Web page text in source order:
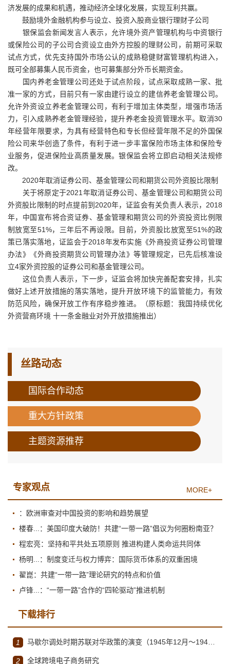
济发展的成果和机遇，推动经济全球化发展，实现互利共赢。
鼓励境外金融机构参与设立、投资入股商业银行理财子公司
银保监会新闻发言人表示，允许境外资产管理机构与中资银行
或保险公司的子公司合资设立由外方控股的理财公司，前期可采取
试点方式，优先支持国外市场公认的成熟稳健财富管理机构进入，
既可全部募集人民币资金，也可募集部分外币长期资金。
国内养老金管理公司还处于试点阶段，试点采取成熟一家、批
准一家的方式，目前只有一家由建行设立的建信养老金管理公司。
允许外资设立养老金管理公司，有利于增加主体类型，增强市场活
力，引入成熟养老金管理经验，提升养老金投资管理水平。取消30
年经营年限要求，为具有经营特色和专长但经营年限不足的外国保
险公司来华创造了条件，有利于进一步丰富保险市场主体和保险专
业服务，促进保险业高质量发展。银保监会将立即启动相关法规修
改。
2020年取消证券公司、基金管理公司和期货公司外资股比限制
关于将原定于2021年取消证券公司、基金管理公司和期货公司
外资股比限制的时点提前到2020年，证监会有关负责人表示，2018
年，中国宣布将合资证券、基金管理和期货公司的外资投资比例限
制放宽至51%，三年后不再设限。目前，外资股比放宽至51%的政
策已落实落地，证监会于2018年发布实施《外商投资证券公司管理
办法》《外商投资期货公司管理办法》等管理规定，已先后核准设
立4家外资控股的证券公司和基金管理公司。
这位负责人表示，下一步，证监会将加快完善配套安排，扎实
做好上述开放措施的落实落地，提升开放环境下的监管能力，有效
防范风险，确保开放工作有序稳步推进。（原标题：我国持续优化
外资营商环境 十一条金融业对外开放措施推出）
丝路动态
国际合作动态
重大方针政策
主题资源推荐
专家观点 MORE+
：欧洲审查对中国投资的影响和趋势展望
楼春...：美国印度大破防！共建“一带一路”倡议为何圈粉南亚？
程宏亮：坚持和平共处五项原则 推进构建人类命运共同体
杨明...：制度变迁与权力博弈：国际货币体系的双重困境
翟崑：共建“一带一路”理论研究的特点和价值
卢锋...：“一带一路”合作的“四轮驱动”推进机制
下载排行
1 马歇尔调处时期苏联对华政策的演变（1945年12月～1947年1月）
2 全球跨境电子商务研究